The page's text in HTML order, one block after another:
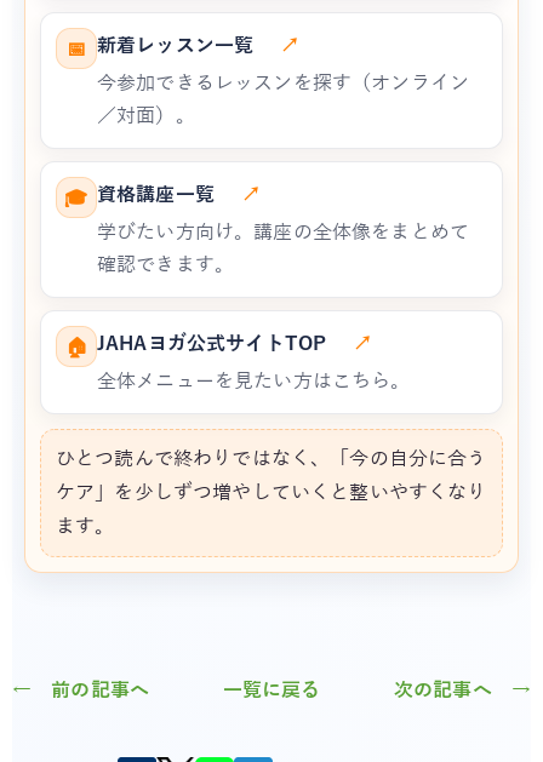
📅 新着レッスン一覧
↗
今参加できるレッスンを探す（オンライン
／対面）。
🎓 資格講座一覧
↗
学びたい方向け。講座の全体像をまとめて
確認できます。
🏠 JAHAヨガ公式サイトTOP
↗
全体メニューを見たい方はこちら。
ひとつ読んで終わりではなく、「今の自分に合う
ケア」を少しずつ増やしていくと整いやすくなり
ます。
← 前の記事へ 一覧に戻る 次の記事へ →